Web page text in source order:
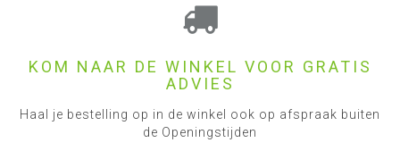
KOM NAAR DE WINKEL VOOR GRATIS
ADVIES
Haal je bestelling op in de winkel ook op afspraak buiten
de Openingstijden